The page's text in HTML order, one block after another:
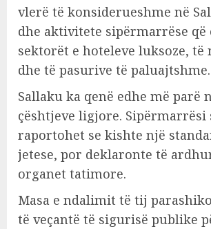
vlerë të konsiderueshme në
dhe aktivitete sipërmarrëse që
sektorët e hoteleve luksoze,
dhe të pasurive të paluajtshme.
Sallaku ka qenë edhe më parë
çështjeve ligjore. Sipërmarrësi
raportohet se kishte një
jetese, por deklaronte të
organet tatimore.
Masa e ndalimit të tij
të veçantë të sigurisë publike